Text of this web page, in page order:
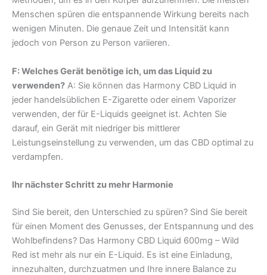
Menschen spüren die entspannende Wirkung bereits nach
wenigen Minuten. Die genaue Zeit und Intensität kann
jedoch von Person zu Person variieren.
F: Welches Gerät benötige ich, um das Liquid zu
verwenden? A: Sie können das Harmony CBD Liquid in
jeder handelsüblichen E-Zigarette oder einem Vaporizer
verwenden, der für E-Liquids geeignet ist. Achten Sie
darauf, ein Gerät mit niedriger bis mittlerer
Leistungseinstellung zu verwenden, um das CBD optimal zu
verdampfen.
Ihr nächster Schritt zu mehr Harmonie
Sind Sie bereit, den Unterschied zu spüren? Sind Sie bereit
für einen Moment des Genusses, der Entspannung und des
Wohlbefindens? Das Harmony CBD Liquid 600mg – Wild
Red ist mehr als nur ein E-Liquid. Es ist eine Einladung,
innezuhalten, durchzuatmen und Ihre innere Balance zu